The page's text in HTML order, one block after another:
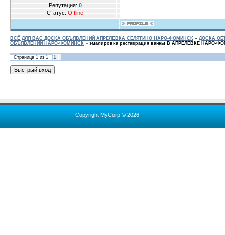
Репутация: 0
Статус: Offline
ВСЁ ДЛЯ ВАС ДОСКА ОБЪЯВЛЕНИЙ АПРЕЛЕВКА СЕЛЯТИНО НАРО-ФОМИНСК » ДОСКА
ОБЪЯВЛЕНИЙ НАРО-ФОМИНСК » эмалировка реставрация ванны В АПРЕЛЕВКЕ НАРО-
Страница 1 из 1 1
Copyright MyCorp © 2026